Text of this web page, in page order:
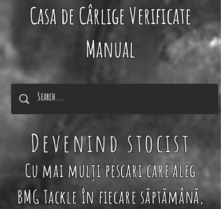
Casa de Cârlige Verificate
Manual
Devenind stocist
Cu mai mulți pescari carealeg
BMG Tackle în fiecare săptămână,